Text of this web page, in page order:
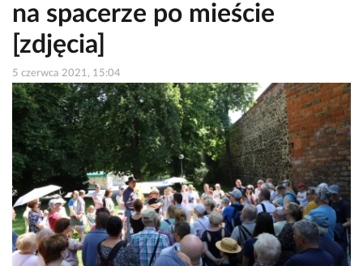
na spacerze po mieście
[zdjęcia]
5 czerwca 2021, 15:04